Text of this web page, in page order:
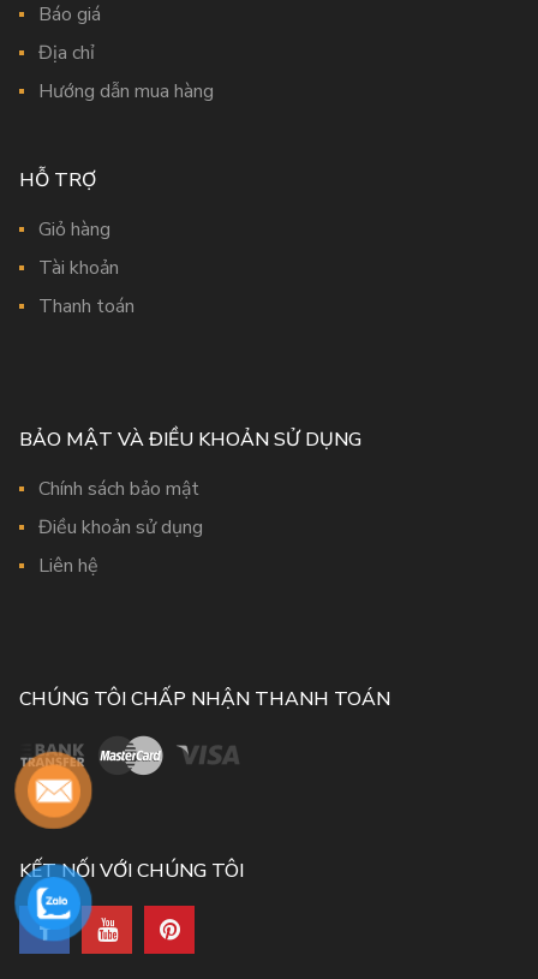
Báo giá
Địa chỉ
Hướng dẫn mua hàng
HỖ TRỢ
Giỏ hàng
Tài khoản
Thanh toán
BẢO MẬT VÀ ĐIỀU KHOẢN SỬ DỤNG
Chính sách bảo mật
Điều khoản sử dụng
Liên hệ
CHÚNG TÔI CHẤP NHẬN THANH TOÁN
KẾT NỐI VỚI CHÚNG TÔI